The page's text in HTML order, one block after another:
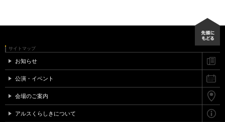
サイトマップ
お知らせ
公演・イベント
会場のご案内
アルスくらしきについて